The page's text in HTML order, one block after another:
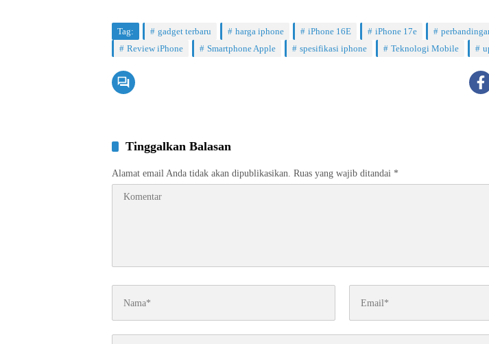
Tag: gadget terbaru harga iphone iPhone 16E iPhone 17e
Review iPhone
Smartphone Apple spesifikasi iphone Teknologi Mobile
Tinggalkan Balasan
Alamat email Anda tidak akan dipublikasikan. Ruas yang wajib ditandai *